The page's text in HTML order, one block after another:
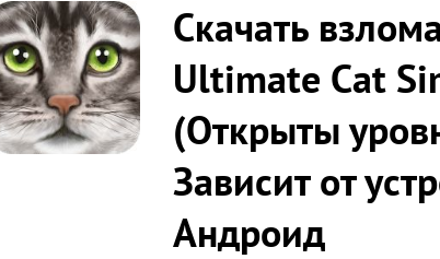
Скачать
Ultimate Cat
(Открыты
Зависит от
Андроид